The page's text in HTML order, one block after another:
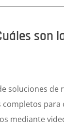
son
soluciones
para
mediante